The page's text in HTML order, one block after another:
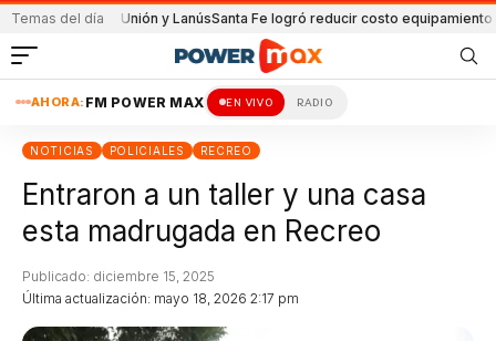
Temas del día
de Unión y LanúsSanta Fe logró reducir costo equipamiento
AHORA: FM POWER MAX EN VIVO RADIO
NOTICIAS POLICIALES RECREO
Entraron a un taller y una casa
esta madrugada en Recreo
Última actualización: mayo 18, 2026 2:17 pm
Publicado: diciembre 15, 2025